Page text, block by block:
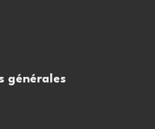
générales